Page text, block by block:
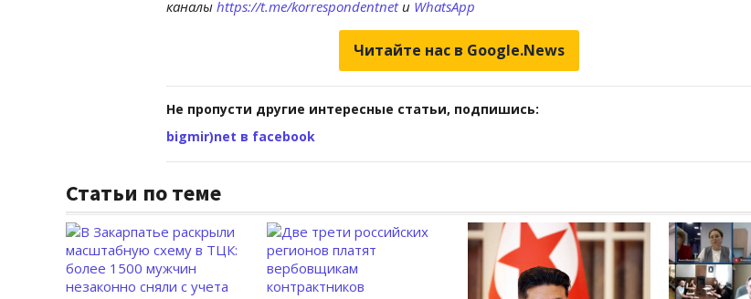
каналы https://t.me/korrespondentnetи WhatsApp
Читайте нас в Google.News
Не пропусти другие интересные статьи, подпишись:
bigmir)net в facebook
Статьи по теме